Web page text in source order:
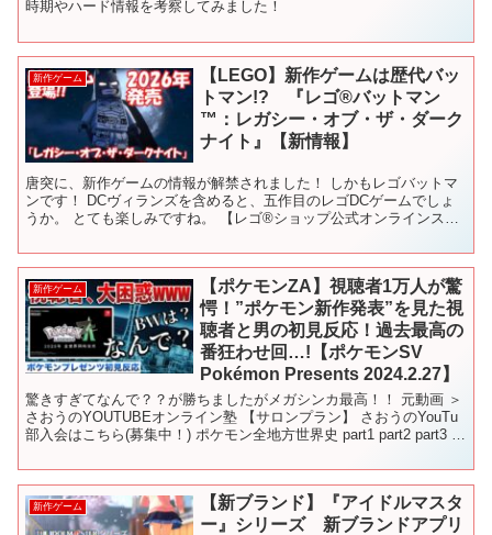
時期やハード情報を考察してみました！
新作ゲーム
【LEGO】新作ゲームは歴代バッ
トマン!? 『レゴ®バットマン
™：レガシー・オブ・ザ・ダーク
ナイト』【新情報】
唐突に、新作ゲームの情報が解禁されました！ しかもレゴバットマ
ンです！ DCヴィランズを含めると、五作目のレゴDCゲームでしょ
うか。 とても楽しみですね。 【レゴ®ショップ公式オンラインスト
新作ゲーム
【ポケモンZA】視聴者1万人が驚
愕！”ポケモン新作発表”を見た視
聴者と男の初見反応！過去最高の
番狂わせ回…!【ポケモンSV
Pokémon Presents 2024.2.27】
驚きすぎてなんで？？が勝ちましたがメガシンカ最高！！ 元動画 ＞
さおうのYOUTUBEオンライン塾 【サロンプラン】 さおうのYouTu
部入会はこちら(募集中！) ポケモン全地方世界史 part1 part2 part3 関
新作ゲーム
【新ブランド】『アイドルマスタ
ー』シリーズ 新ブランドアプリ